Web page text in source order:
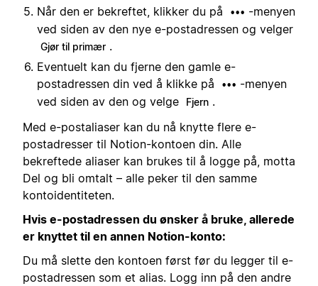
Når den er bekreftet, klikker du på
••• -menyen
ved siden av den nye e-postadressen og velger
Gjør til primær .
Eventuelt kan du fjerne den gamle e-
postadressen din ved å klikke på
••• -menyen
ved siden av den og velge
Fjern .
Med e-postaliaser kan du nå knytte flere e-
postadresser til Notion-kontoen din. Alle
bekreftede aliaser kan brukes til å logge på, motta
Del og bli omtalt – alle peker til den samme
kontoidentiteten.
Hvis e-postadressen du ønsker å bruke, allerede
er knyttet til en annen Notion-konto:
Du må slette den kontoen først før du legger til e-
postadressen som et alias. Logg inn på den andre